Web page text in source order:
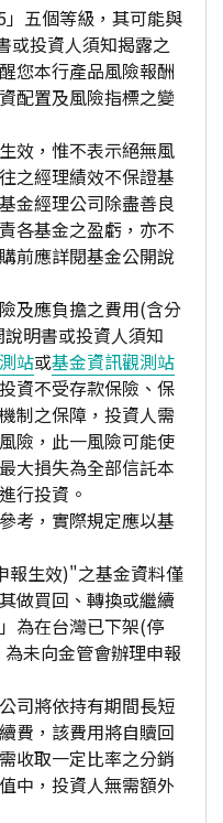
」五個等級，其可能與
或投資人須知揭露之
您本行產品風險報酬
配置及風險指標之變
效，惟不表示絕無風
之經理績效不保證基
金經理公司除盡善良
各基金之盈虧，亦不
前應詳閱基金公開說
及應負擔之費用(含分
明書或投資人須知
站或基金資訊觀測站
資不受存款保險、保
制之保障，投資人需
險，此一風險可能使
大損失為全部信託本
行投資。
考，實際規定應以基
生效)"之基金資料僅
做買回、轉換或繼續
為在台灣已下架(停
未向金管會辦理申報
司將依持有期間長短
費，該費用將自贖回
收取一定比率之分銷
中，投資人無需額外